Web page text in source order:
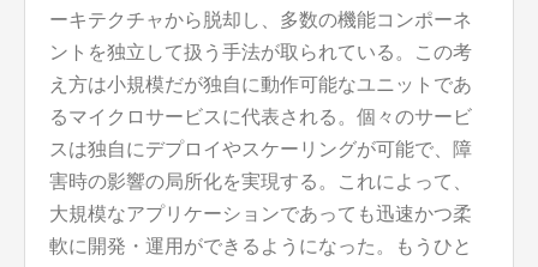
ーキテクチャから脱却し、多数の機能コンポーネ
ントを独立して扱う手法が取られている。この考
え方は小規模だが独自に動作可能なユニットであ
るマイクロサービスに代表される。個々のサービ
スは独自にデプロイやスケーリングが可能で、障
害時の影響の局所化を実現する。これによって、
大規模なアプリケーションであっても迅速かつ柔
軟に開発・運用ができるようになった。もうひと